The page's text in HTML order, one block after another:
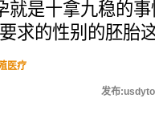
就是十拿九稳的
求的性别的胚胎
医疗
发布